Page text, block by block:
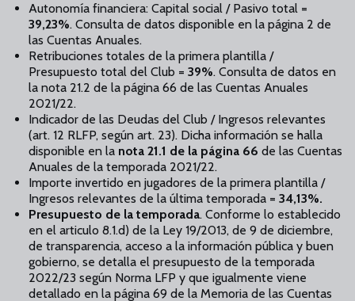
Autonomía financiera: Capital social / Pasivo total =
39,23%. Consulta de datos disponible en la página 2 de
las Cuentas Anuales.
Retribuciones totales de la primera plantilla /
Presupuesto total del Club = 39%. Consulta de datos en
la nota 21.2 de la página 66 de las Cuentas Anuales
2021/22.
Indicador de las Deudas del Club / Ingresos relevantes
(art. 12 RLFP, según art. 23). Dicha información se halla
disponible en la nota 21.1 de la página 66 de las Cuentas
Anuales de la temporada 2021/22.
Importe invertido en jugadores de la primera plantilla /
Ingresos relevantes de la última temporada = 34,13%.
Presupuesto de la temporada. Conforme lo establecido
en el articulo 8.1.d) de la Ley 19/2013, de 9 de diciembre,
de transparencia, acceso a la información pública y buen
gobierno, se detalla el presupuesto de la temporada
2022/23 según Norma LFP y que igualmente viene
detallado en la página 69 de la Memoria de las Cuentas